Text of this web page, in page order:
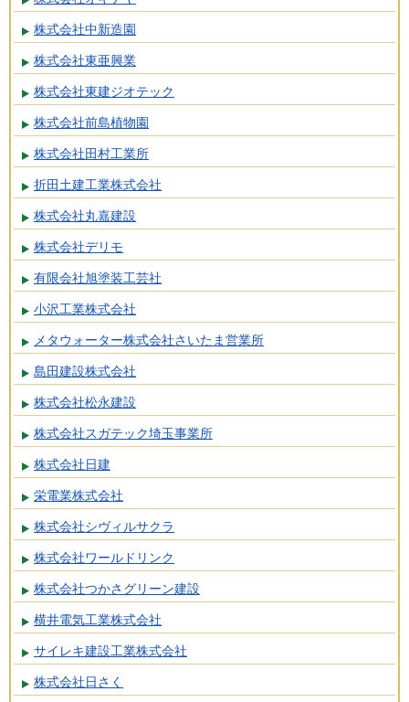
株式会社中新造園
株式会社東亜興業
株式会社東建ジオテック
株式会社前島植物園
株式会社田村工業所
折田土建工業株式会社
株式会社丸嘉建設
株式会社デリモ
有限会社旭塗装工芸社
小沢工業株式会社
メタウォーター株式会社さいたま営業所
島田建設株式会社
株式会社松永建設
株式会社スガテック埼玉事業所
株式会社日建
栄電業株式会社
株式会社シヴィルサクラ
株式会社ワールドリンク
株式会社つかさグリーン建設
横井電気工業株式会社
サイレキ建設工業株式会社
株式会社日さく